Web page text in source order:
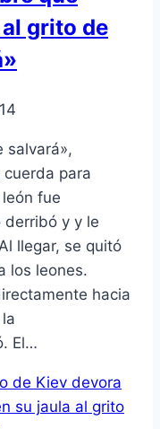
grito de
salvará»,
para
fue
derribó y y le
llegar, se quitó
los leones.
hacia
El…
de Kiev devora
su jaula al grito